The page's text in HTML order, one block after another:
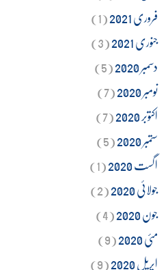
فروری 2021
(1)
جنوری 2021
(3)
دسمبر 2020
(5)
نومبر 2020
(7)
اکتوبر 2020
(7)
ستمبر 2020
(5)
اگست 2020
(1)
جولائی 2020
(2)
جون 2020
(4)
مئی 2020
(9)
اپریل 2020
(9)